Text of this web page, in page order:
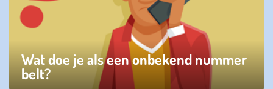
Wat doe je als een onbekend nummer
belt?